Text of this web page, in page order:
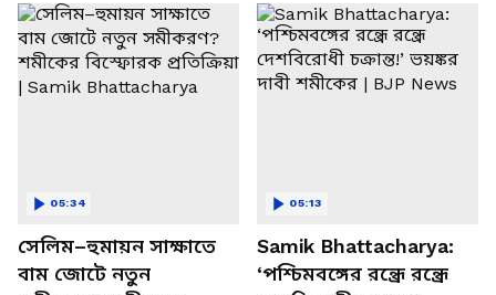
চত্বরে তাণ্ডব
খোলসা করলেন শুভেন্দু
সেলিম–হুমায়ন সাক্ষাতে
বাম জোটে নতুন
05:34
Samik Bhattacharya:
‘পশ্চিমবঙ্গের রন্ধ্রে রন্ধ্রে
05:13